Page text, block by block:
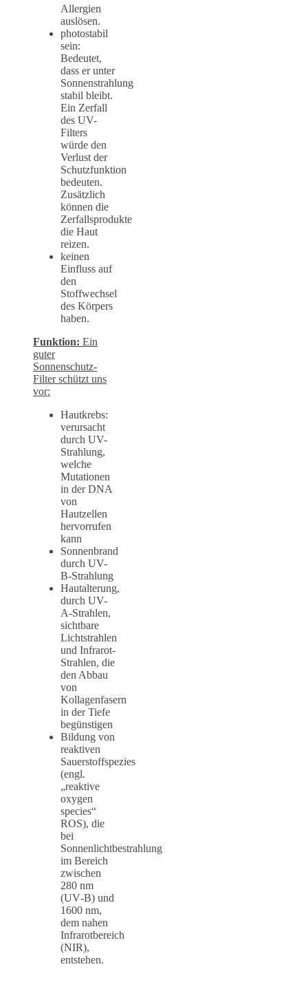
Allergien
auslösen.
photostabil
sein:
Bedeutet,
dass er unter
Sonnenstrahlung
stabil bleibt.
Ein Zerfall
des UV-
Filters
würde den
Verlust der
Schutzfunktion
bedeuten.
Zusätzlich
können die
Zerfallsprodukte
die Haut
reizen.
keinen
Einfluss auf
den
Stoffwechsel
des Körpers
haben.
Funktion: Ein
guter
Sonnenschutz-
Filter schützt uns
vor:
Hautkrebs:
verursacht
durch UV-
Strahlung,
welche
Mutationen
in der DNA
von
Hautzellen
hervorrufen
kann
Sonnenbrand
durch UV-
B-Strahlung
Hautalterung,
durch UV-
A-Strahlen,
sichtbare
Lichtstrahlen
und Infrarot-
Strahlen, die
den Abbau
von
Kollagenfasern
in der Tiefe
begünstigen
Bildung von
reaktiven
Sauerstoffspezies
(engl.
„reaktive
oxygen
species“
ROS), die
bei
Sonnenlichtbestrahlung
im Bereich
zwischen
280 nm
(UV‑B) und
1600 nm,
dem nahen
Infrarotbereich
(NIR),
entstehen.